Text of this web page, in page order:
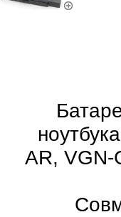
AR, VGN-